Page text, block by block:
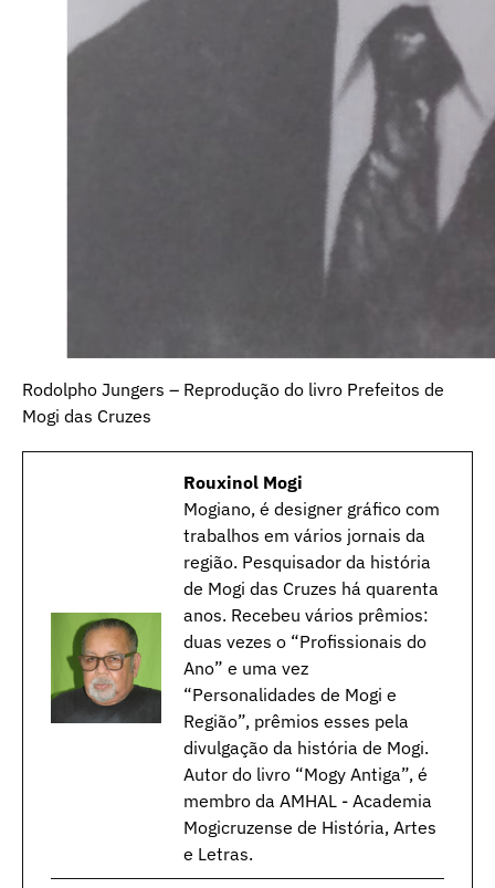
Rodolpho Jungers – Reprodução do livro Prefeitos de
Mogi das Cruzes
Rouxinol Mogi
Mogiano, é designer gráfico com
trabalhos em vários jornais da
região. Pesquisador da história
de Mogi das Cruzes há quarenta
anos. Recebeu vários prêmios:
duas vezes o “Profissionais do
Ano” e uma vez
“Personalidades de Mogi e
Região”, prêmios esses pela
divulgação da história de Mogi.
Autor do livro “Mogy Antiga”, é
membro da AMHAL - Academia
Mogicruzense de História, Artes
e Letras.